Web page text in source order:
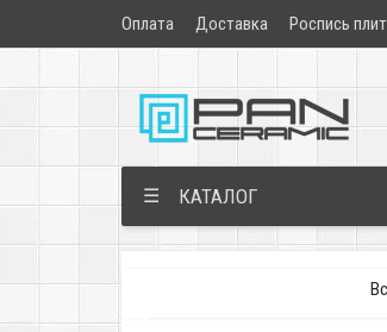
Оплата Доставка Роспись
☰ КАТАЛОГ